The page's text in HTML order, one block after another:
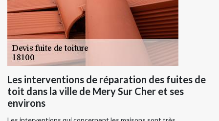
Les interventions de réparation des fuites de
toit dans la ville de Mery Sur Cher et ses
environs